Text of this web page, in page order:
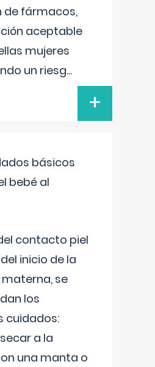
de fármacos,
aceptable
mujeres
un riesg...
+
básicos
bebé al
contacto piel
inicio de la
se
los
cuidados:
a la
una manta o